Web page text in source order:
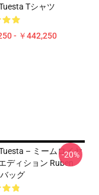
Tシャツ
- ￥442,250
– ミームロイヤ
ディション Ruben
ッグ
-20%